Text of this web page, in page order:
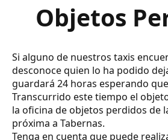
Objetos
Si alguno de nuestros taxis
desconoce quien lo ha podido
guardará 24 horas esperando
Transcurrido este tiempo el
la oficina de objetos perdidos de
próxima a Tabernas.
Tenga en cuenta que puede